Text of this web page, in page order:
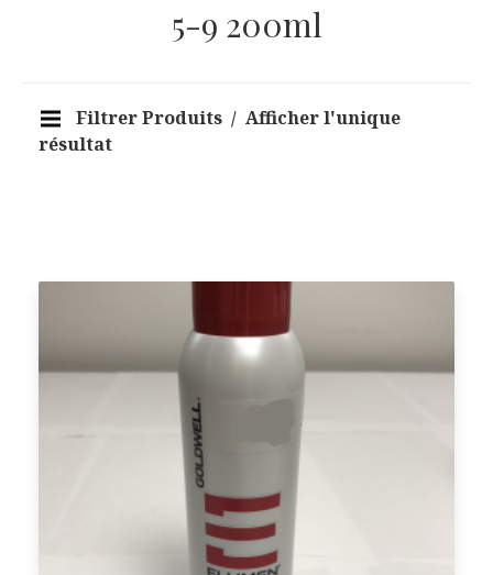
5-9 200ml
Filtrer Produits
Afficher l'unique
résultat